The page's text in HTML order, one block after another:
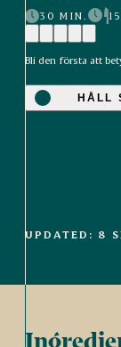
30 MIN.
Bli den första att
HÅLL
UPDATED: 8